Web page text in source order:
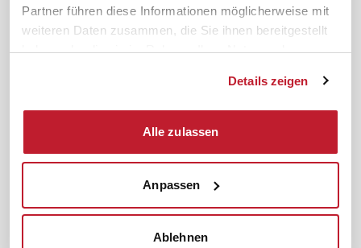
Partner führen diese Informationen möglicherweise mit
weiteren Daten zusammen, die Sie ihnen bereitgestellt
haben oder die sie im Rahmen Ihrer Nutzung der
Details zeigen
Alle zulassen
Anpassen
Ablehnen
Gesetze
Institut zur Fortbildung von
Betriebsräten GmbH & Co. KG
© 2026
Cookiebot Impressum
AGB